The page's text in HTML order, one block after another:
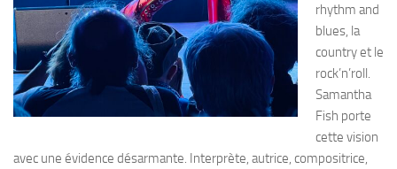
rhythm and
blues, la
country et le
rock’n’roll.
Samantha
Fish porte
cette vision
avec une évidence désarmante. Interprète, autrice, compositrice,